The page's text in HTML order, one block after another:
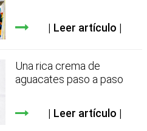
Leer artículo
Una rica crema de
aguacates paso a paso
Leer artículo